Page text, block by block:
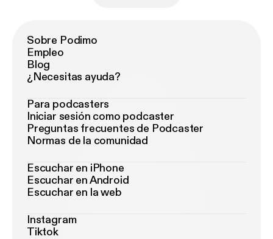
Sobre Podimo
Empleo
Blog
¿Necesitas ayuda?
Para podcasters
Iniciar sesión como podcaster
Preguntas frecuentes de Podcaster
Normas de la comunidad
Escuchar en iPhone
Escuchar en Android
Escuchar en la web
Instagram
Tiktok